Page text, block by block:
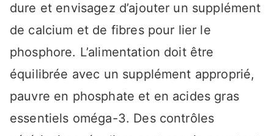
dure et envisagez d’ajouter un supplément
de calcium et de fibres pour lier le
phosphore. L’alimentation doit être
équilibrée avec un supplément approprié,
pauvre en phosphate et en acides gras
essentiels oméga-3. Des contrôles